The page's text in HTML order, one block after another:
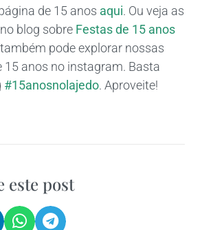
de 15 anos aqui. Ou veja as
blog sobre Festas de 15 anos
pode explorar nossas
15 anos no instagram. Basta
#15anosnolajedo. Aproveite!
este post